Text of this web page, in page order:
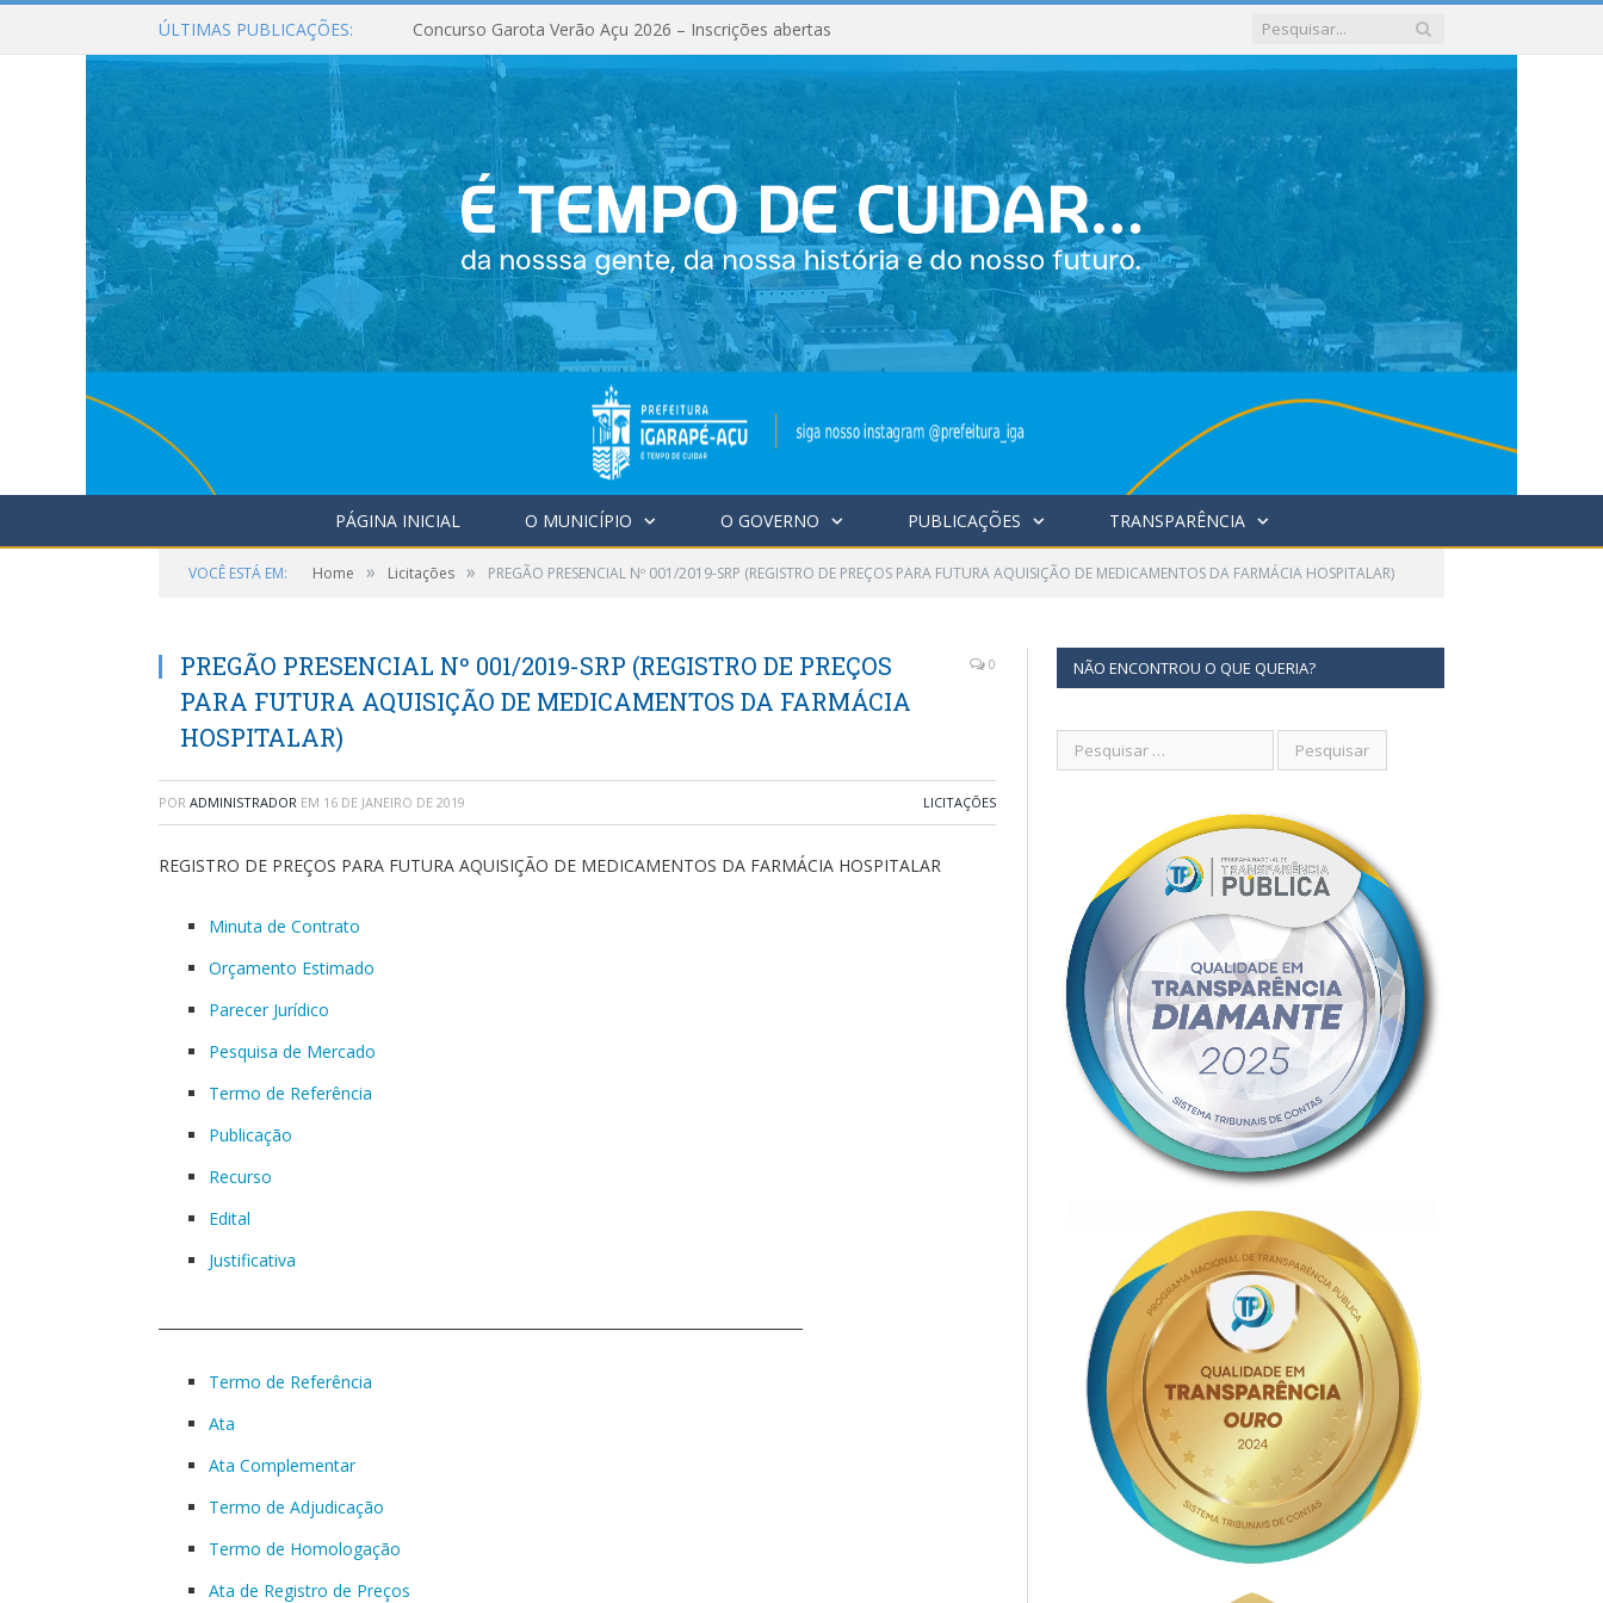
ÚLTIMAS PUBLICAÇÕES: Concurso Garota Verão Açu 2026 – Inscrições abertas
PÁGINA INICIAL O MUNICÍPIO O GOVERNO PUBLICAÇÕES TRANSPARÊNCIA
VOCÊ ESTÁ EM: Home » Licitações » PREGÃO PRESENCIAL Nº 001/2019-SRP (REGISTRO DE PREÇOS PARA FUTURA AQUISIÇÃO DE MEDICAMENTOS DA FARMÁCIA HOSPITALAR)
PREGÃO PRESENCIAL Nº 001/2019-SRP (REGISTRO DE PREÇOS
PARA FUTURA AQUISIÇÃO DE MEDICAMENTOS DA FARMÁCIA
HOSPITALAR)
0
POR ADMINISTRADOR EM 16 DE JANEIRO DE 2019 LICITAÇÕES
REGISTRO DE PREÇOS PARA FUTURA AQUISIÇÃO DE MEDICAMENTOS DA FARMÁCIA HOSPITALAR
Minuta de Contrato
Orçamento Estimado
Parecer Jurídico
Pesquisa de Mercado
Termo de Referência
Publicação
Recurso
Edital
Justificativa
Termo de Referência
Ata
Ata Complementar
Termo de Adjudicação
Termo de Homologação
Ata de Registro de Preços
NÃO ENCONTROU O QUE QUERIA?